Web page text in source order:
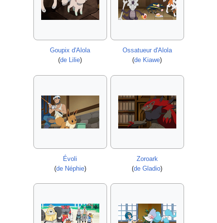
Goupix d'Alola
(de Lilie)
Ossatueur d'Alola
(de Kiawe)
Évoli
(de Néphie)
Zoroark
(de Gladio)